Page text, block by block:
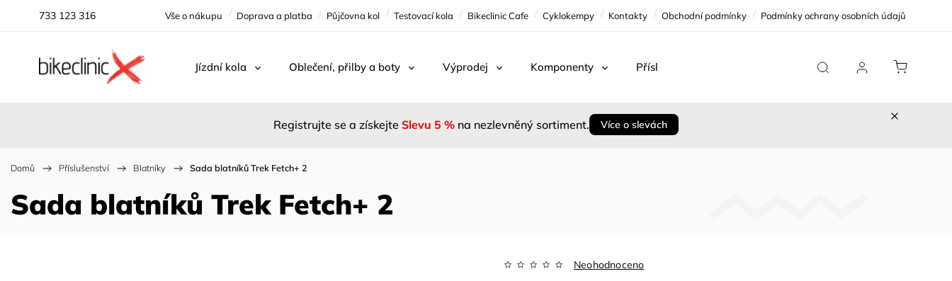
733 123 316 Vše o nákupu Doprava a platba Půjčovna kol Testovací kola Bikeclinic Cafe Cyklokempy Kontakty Obchodní podmínky Podmínky ochrany osobních údajů
Jízdní kola Oblečení, přilby a boty Výprodej Komponenty Příslušenství Cykloservis
Registrujte se a získejte Slevu 5 % na nezlevněný sortiment. Více o slevách
Domů / Příslušenství / Blatníky / Sada blatníků Trek Fetch+ 2
Sada blatníků Trek Fetch+ 2
Neohodnoceno